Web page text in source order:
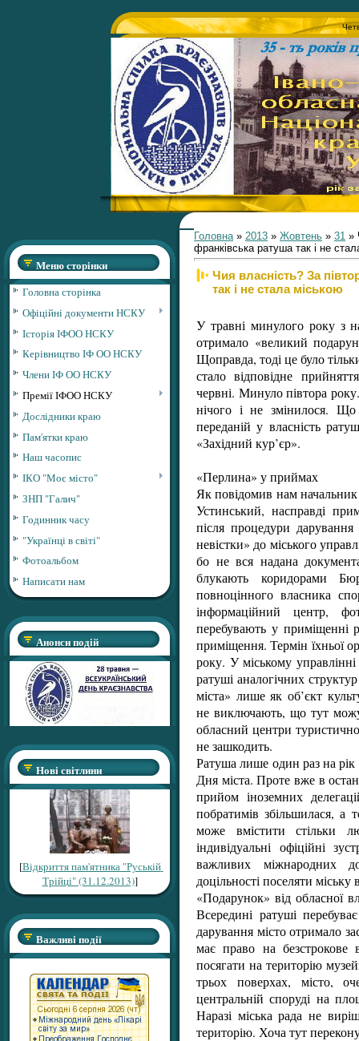
Меню сторінки
Головна сторінка
Офіційні документи НСКУ
Історія ІФОО НСКУ
Керівництво ІФ ОО НСКУ
Члени ІФ ОО НСКУ
Премії ІФОО НСКУ
Дослідники краю
Пам'ятки краю
Наш часопис
ІКО "Моє місто"
ЗНП "Галич"
Годинник часу
"Українці в світі"
Фотоальбом
Написати нам
Анонси подій
Нові світлини
[Відкриття пам'ятника "Руській
Трійці" (31.12.2013)]
Важливі події
Головна» 2013 » Жовтень » 31 »
франківська ратуша так і не
Чия власність? За
так і не стала міською
У травні минулого року з
отримало «великий
Щоправда, тоді це було
стало відповідне
червні. Минуло півтора
нічого і не змінилося.
переданій у власність
«Західний кур’єр».
«Перлина» у приймах
Як повідомив нам
Устинський, насправді
після процедури
невістки» до міського
бо не вся надана
блукають коридорами
повноцінного власника
інформаційний центр,
перебувають у
приміщення. Термін їхньої
року. У міському
ратуші аналогічних
міста» лише як об’єкт
не виключають, що тут
обласний центри
не зашкодить.
Ратуша лише один раз на рік
Дня міста. Проте вже в
прийом іноземних
побратимів збільшилася, а
може вмістити стільки
індивідуальні офіційні
важливих міжнародних
доцільності поселяти
«Подарунок» від обласної
Всередині ратуші
дарування місто отримало
має право на безстрокове
посягати на територію
трьох поверхах, місто,
центральній споруді на
Наразі міська рада не
територію. Хоча тут